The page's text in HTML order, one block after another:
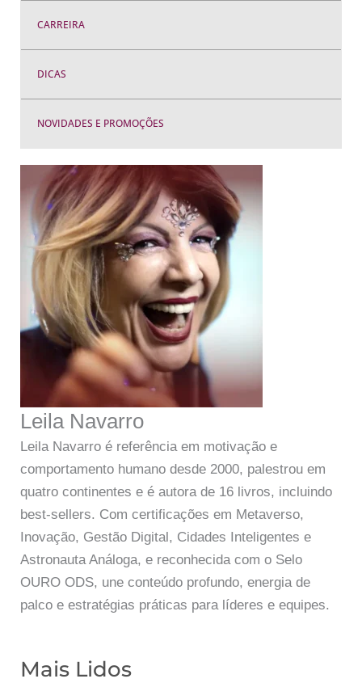
CARREIRA
DICAS
NOVIDADES E PROMOÇÕES
Leila Navarro
Leila Navarro é referência em motivação e
comportamento humano desde 2000, palestrou em
quatro continentes e é autora de 16 livros, incluindo
best-sellers. Com certificações em Metaverso,
Inovação, Gestão Digital, Cidades Inteligentes e
Astronauta Análoga, e reconhecida com o Selo
OURO ODS, une conteúdo profundo, energia de
palco e estratégias práticas para líderes e equipes.
Mais Lidos